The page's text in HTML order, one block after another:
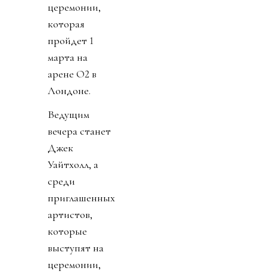
церемонии,
которая
пройдет 1
марта на
арене O2 в
Лондоне.
Ведущим
вечера станет
Джек
Уайтхолл, а
среди
приглашенных
артистов,
которые
выступят на
церемонии,